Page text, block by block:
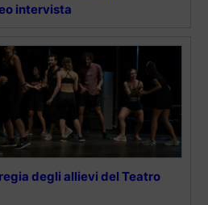
intervista
degli allievi del Teatro